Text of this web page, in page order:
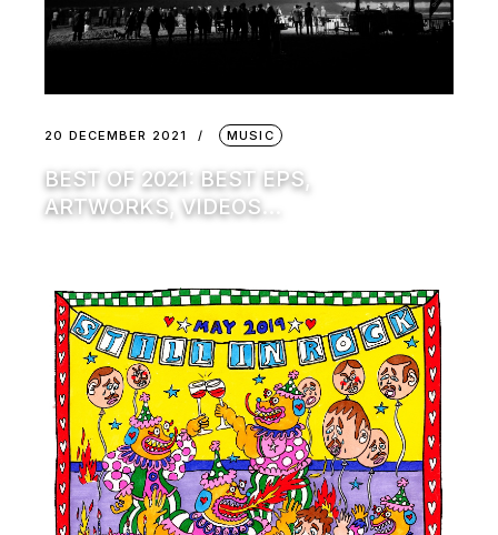
20 DECEMBER 2021 MUSIC
BEST OF 2021: BEST EPS,
ARTWORKS, VIDEOS…